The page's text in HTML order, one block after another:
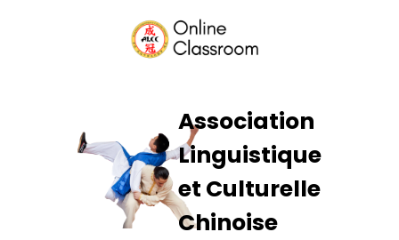
Association
Linguistique
et Culturelle
Chinoise